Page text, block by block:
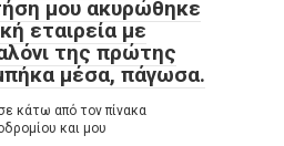
μου ακυρώθηκε
εταιρεία με
της πρώτης
μέσα, πάγωσα.
κάτω από τον πίνακα
και μου